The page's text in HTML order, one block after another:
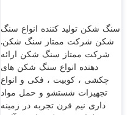
سنگ شکن تولید کننده انواع سنگ
شکن شرکت ممتاز سنگ شکن.
شرکت ممتاز سنگ شکن ارائه
دهنده انواع سنگ شکن های
چکشی ، کوبیت ، فکی و انواع
تجهیزات شستشو و حمل مواد
داری نيم قرن تجربه در زمينه